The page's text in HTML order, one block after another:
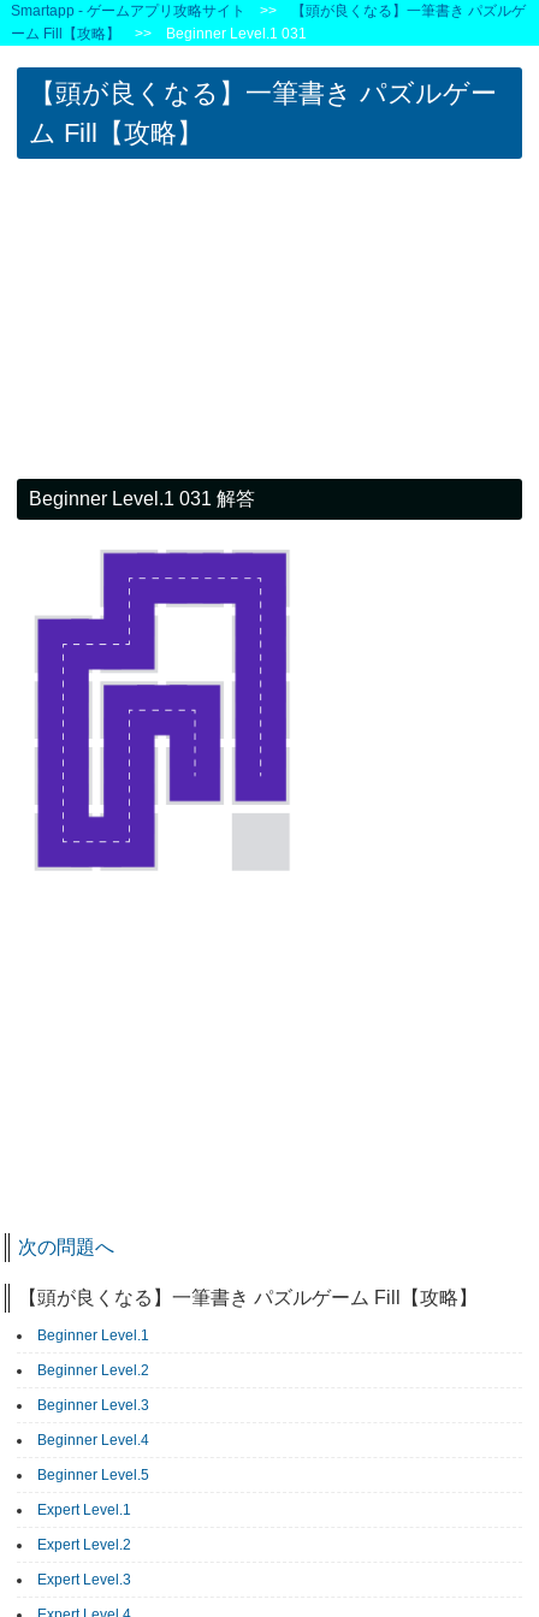
Smartapp - ゲームアプリ攻略サイト >>
【頭が良くなる】一筆書き パズルゲ
ーム Fill【攻略】
>> Beginner Level.1 031
【頭が良くなる】一筆書き パズルゲー
ム Fill【攻略】
Beginner Level.1 031 解答
次の問題へ
【頭が良くなる】一筆書き パズルゲーム Fill【攻略】
Beginner Level.1
Beginner Level.2
Beginner Level.3
Beginner Level.4
Beginner Level.5
Expert Level.1
Expert Level.2
Expert Level.3